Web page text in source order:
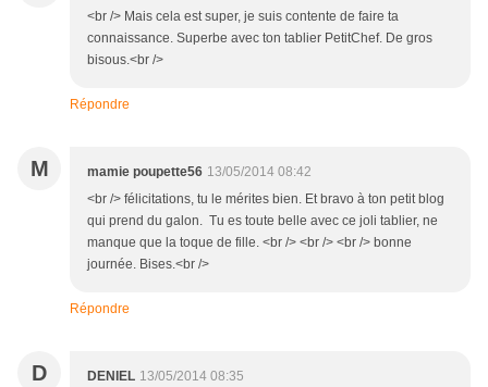
<br /> Mais cela est super, je suis contente de faire ta
connaissance. Superbe avec ton tablier PetitChef. De gros
bisous.<br />
Répondre
M mamie poupette56 13/05/2014 08:42
<br /> félicitations, tu le mérites bien. Et bravo à ton petit blog
qui prend du galon. Tu es toute belle avec ce joli tablier, ne
manque que la toque de fille. <br /> <br /> <br /> bonne
journée. Bises.<br />
Répondre
D DENIEL 13/05/2014 08:35